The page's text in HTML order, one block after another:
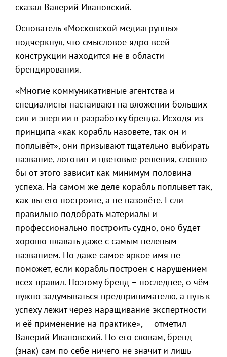
сказал Валерий Ивановский.
Основатель «Московской медиагруппы»
подчеркнул, что смысловое ядро всей
конструкции находится не в области
брендирования.
«Многие коммуникативные агентства и
специалисты настаивают на вложении больших
сил и энергии в разработку бренда. Исходя из
принципа «как корабль назовёте, так он и
поплывёт», они призывают тщательно выбирать
название, логотип и цветовые решения, словно
бы от этого зависит как минимум половина
успеха. На самом же деле корабль поплывёт так,
как вы его построите, а не назовёте. Если
правильно подобрать материалы и
профессионально построить судно, оно будет
хорошо плавать даже с самым нелепым
названием. Но даже самое яркое имя не
поможет, если корабль построен с нарушением
всех правил. Поэтому бренд – последнее, о чём
нужно задумываться предпринимателю, а путь к
успеху лежит через наращивание экспертности
и её применение на практике», — отметил
Валерий Ивановский. По его словам, бренд
(знак) сам по себе ничего не значит и лишь